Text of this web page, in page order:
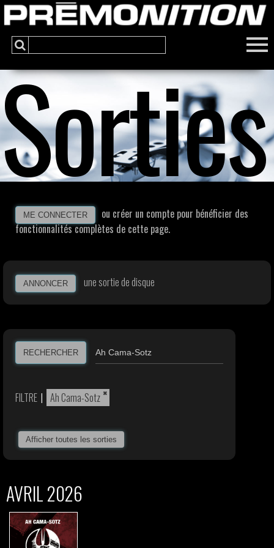
Sorties
ME CONNECTER
ou créer un compte pour bénéficier des
fonctionnalités complètes de cette page.
ANNONCER une sortie de disque
RECHERCHER
FILTRE | ×
Ah Cama-Sotz
Afficher toutes les sorties
AVRIL 2026